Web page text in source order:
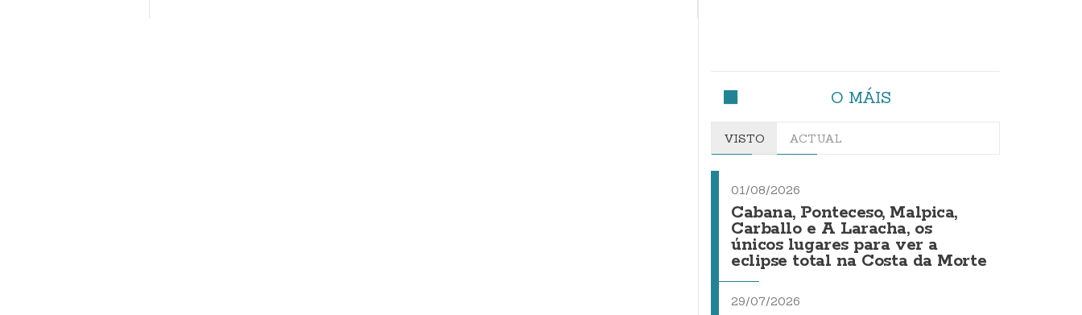
O MÁIS
VISTO ACTUAL
01/08/2026
Cabana, Ponteceso, Malpica,
Carballo e A Laracha, os
únicos lugares para ver a
eclipse total na Costa da Morte
29/07/2026